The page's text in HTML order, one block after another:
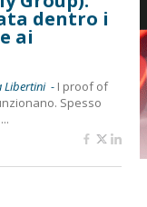
dentro i
ai
Libertini - I proof of
Spesso